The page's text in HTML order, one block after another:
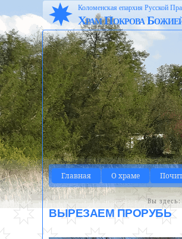
Коломенская епархия Русской
Храм Покрова
Главная О храме
Вы здесь:
ВЫРЕЗАЕМ ПРОРУБЬ